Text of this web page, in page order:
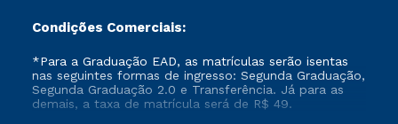
Condições Comerciais:
*Para a Graduação EAD, as matrículas serão isentas
nas seguintes formas de ingresso: Segunda Graduação,
Segunda Graduação 2.0 e Transferência. Já para as
demais, a taxa de matrícula será de R$ 49.